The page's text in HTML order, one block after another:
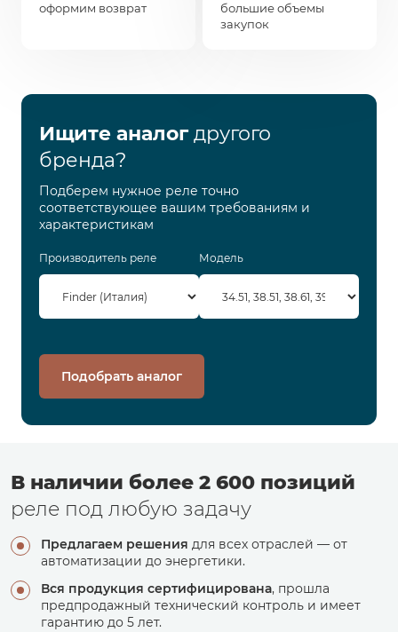
оформим возврат
большие объемы
закупок
Ищите аналогдругого
бренда?
Подберем нужное реле точно
соответствующее вашим требованиям и
характеристикам
Производитель реле Модель
Подобрать аналог
В наличии более 2 600 позиций
реле под любую задачу
Предлагаем решения для всех отраслей — от
автоматизации до энергетики.
Вся продукция сертифицирована, прошла
предпродажный технический контроль и имеет
гарантию до 5 лет.